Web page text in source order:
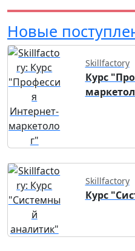
Новые
Skillfactory
Курс
Skillfactory
Курс